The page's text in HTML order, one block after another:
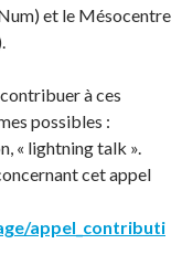
et le Mésocentre
à ces
possibles :
« lightning talk ».
cet appel
appel_contributi